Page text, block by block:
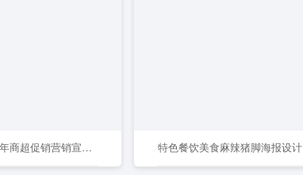
中国风欢度元旦新年商超促销营销宣传海报 特色餐饮美食麻辣猪脚海报设计